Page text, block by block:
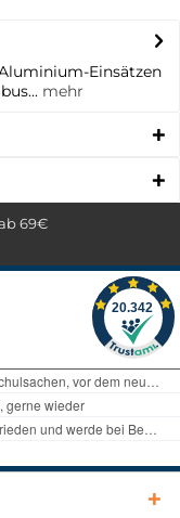
Einsätzen
mehr
69€